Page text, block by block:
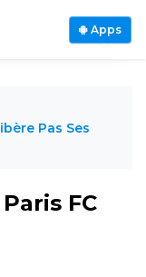
Apps
Pas Ses
FC